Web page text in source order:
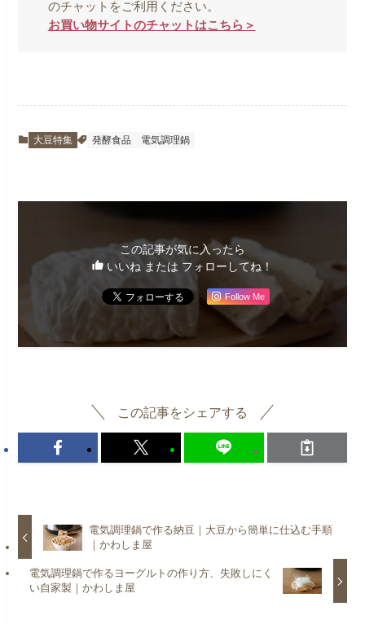
のチャットをご利用ください。
お買い物サイトのチャットはこちら＞
大豆特集 発酵食品 電気調理鍋
この記事が気に入ったら
いいね または フォローしてね！
Follow Me
この記事をシェアする
電気調理鍋で作る納豆｜大豆から簡単に仕込む手順
｜かわしま屋
電気調理鍋で作るヨーグルトの作り方、失敗しにく
い自家製｜かわしま屋